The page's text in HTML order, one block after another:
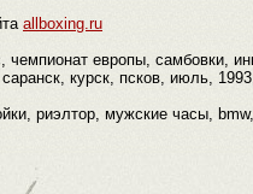
allboxing.ru
чемпионат европы, самбовки,
курск, псков, июль,
риэлтор, мужские часы,